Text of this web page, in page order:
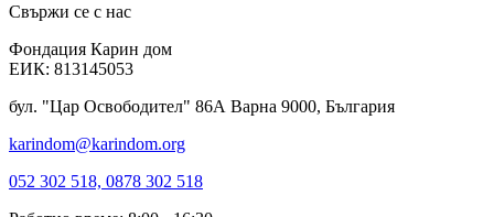
Свържи се с нас
Фондация Карин дом
ЕИК: 813145053
бул. "Цар Освободител" 86А Варна 9000, България
karindom@karindom.org
052 302 518, 0878 302 518